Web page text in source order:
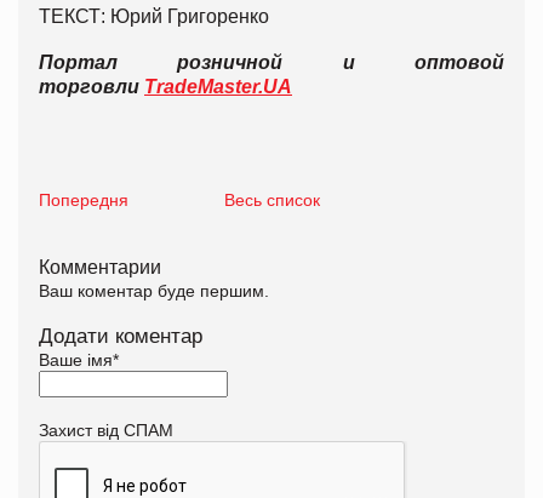
ТЕКСТ: Юрий Григоренко
Портал розничной и оптовой
торговли TradeMaster.UA
Попередня Весь список
Комментарии
Ваш коментар буде першим.
Додати коментар
Ваше імя*
Захист від СПАМ